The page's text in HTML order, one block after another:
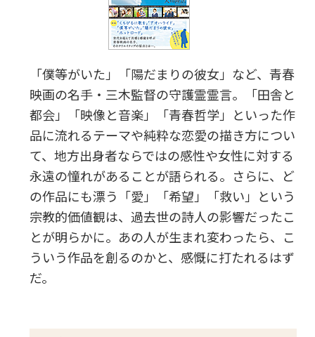
「僕等がいた」「陽だまりの彼女」など、青春
映画の名手・三木監督の守護霊霊言。「田舎と
都会」「映像と音楽」「青春哲学」といった作
品に流れるテーマや純粋な恋愛の描き方につい
て、地方出身者ならではの感性や女性に対する
永遠の憧れがあることが語られる。さらに、ど
の作品にも漂う「愛」「希望」「救い」という
宗教的価値観は、過去世の詩人の影響だったこ
とが明らかに。あの人が生まれ変わったら、こ
ういう作品を創るのかと、感慨に打たれるはず
だ。